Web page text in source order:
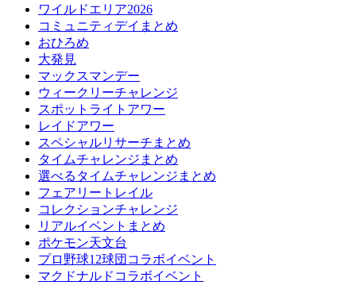
ワイルドエリア2026
コミュニティデイまとめ
おひろめ
大発見
マックスマンデー
ウィークリーチャレンジ
スポットライトアワー
レイドアワー
スペシャルリサーチまとめ
タイムチャレンジまとめ
選べるタイムチャレンジまとめ
フェアリートレイル
コレクションチャレンジ
リアルイベントまとめ
ポケモン天文台
プロ野球12球団コラボイベント
マクドナルドコラボイベント